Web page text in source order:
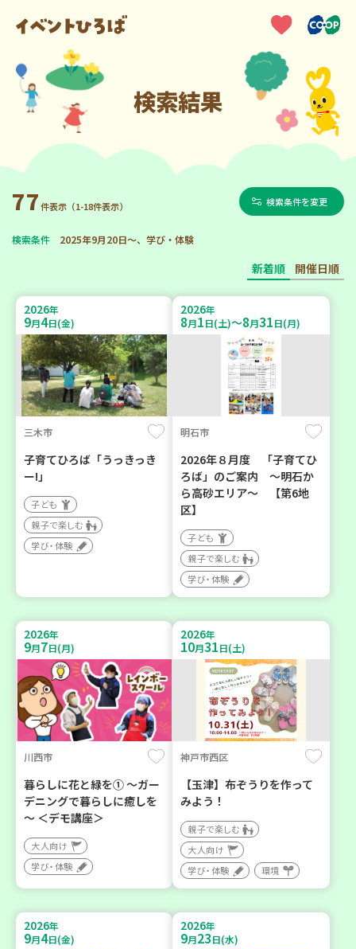
検索結果
77件表示（1-18件表示） 検索条件を変更
検索条件 2025年9月20日～、学び・体験
新着順 開催日順
2026年
9月4日(金)
三木市
子育てひろば「うっきっき
ー!」
子ども
親子で楽しむ
学び・体験
2026年
8月1日(土)～8月31日(月)
明石市
2026年８月度 「子育てひ
ろば」のご案内 ～明石か
ら高砂エリア～ 【第6地
区】
子ども
親子で楽しむ
学び・体験
2026年
9月7日(月)
川西市
暮らしに花と緑を① ～ガー
デニングで暮らしに癒しを
～ ＜デモ講座＞
大人向け
学び・体験
2026年
10月31日(土)
神戸市西区
【玉津】布ぞうりを作って
みよう！
親子で楽しむ
大人向け
学び・体験
環境
2026年
9月4日(金)
2026年
9月23日(水)